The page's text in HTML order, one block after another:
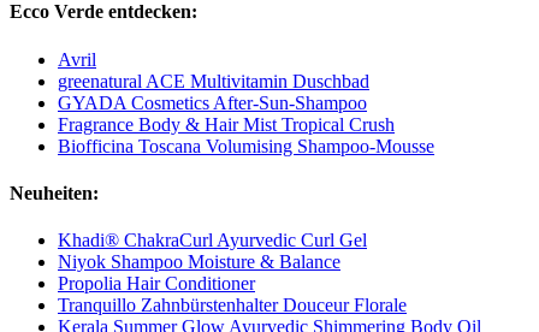
Ecco Verde entdecken:
Avril
greenatural ACE Multivitamin Duschbad
GYADA Cosmetics After-Sun-Shampoo
Fragrance Body & Hair Mist Tropical Crush
Biofficina Toscana Volumising Shampoo-Mousse
Neuheiten:
Khadi® ChakraCurl Ayurvedic Curl Gel
Niyok Shampoo Moisture & Balance
Propolia Hair Conditioner
Tranquillo Zahnbürstenhalter Douceur Florale
Kerala Summer Glow Ayurvedic Shimmering Body Oil